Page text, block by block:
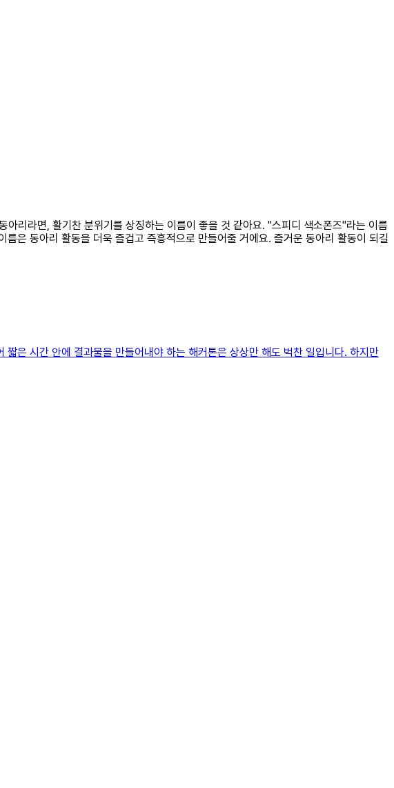
리라면, 활기찬 분위기를 상징하는 이름이 좋을 것 같아요. "스피디 색소폰즈"라는 이름
은 동아리 활동을 더욱 즐겁고 즉흥적으로 만들어줄 거에요. 즐거운 동아리 활동이 되길
은 시간 안에 결과물을 만들어내야 하는 해커톤은 상상만 해도 벅찬 일입니다. 하지만